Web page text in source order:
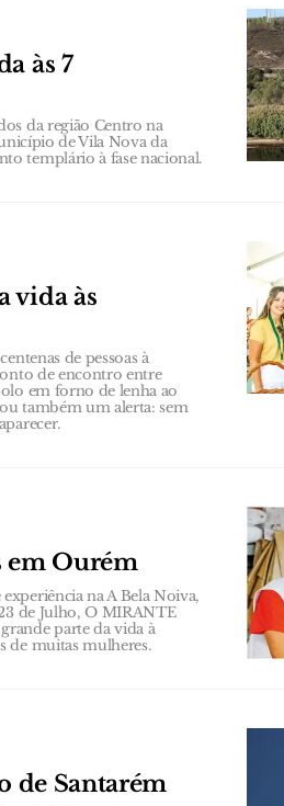
às 7
da região Centro na
de Vila Nova da
templário à fase nacional.
vida às
de pessoas à
de encontro entre
em forno de lenha ao
também um alerta: sem
em Ourém
na A Bela Noiva,
de Julho, O MIRANTE
parte da vida à
de muitas mulheres.
de Santarém